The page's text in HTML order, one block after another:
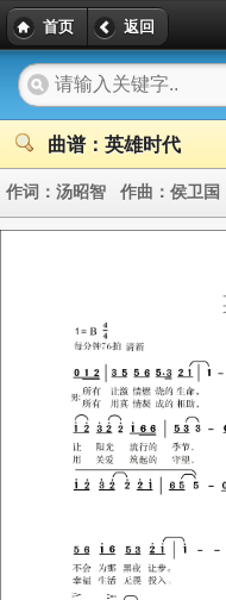
首页 返回
曲谱：英雄时代
作词： 汤昭智 作曲： 侯卫国